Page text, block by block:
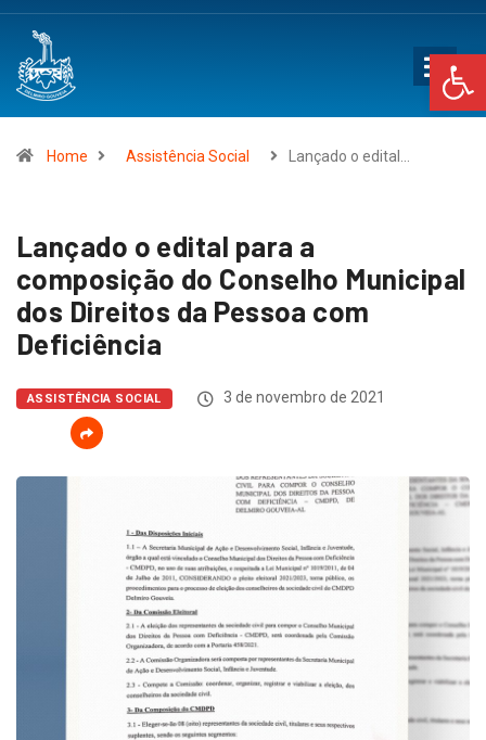
Home Assistência Social Lançado o edital…
Lançado o edital para a
composição do Conselho Municipal
dos Direitos da Pessoa com
Deficiência
ASSISTÊNCIA SOCIAL 3 de novembro de 2021